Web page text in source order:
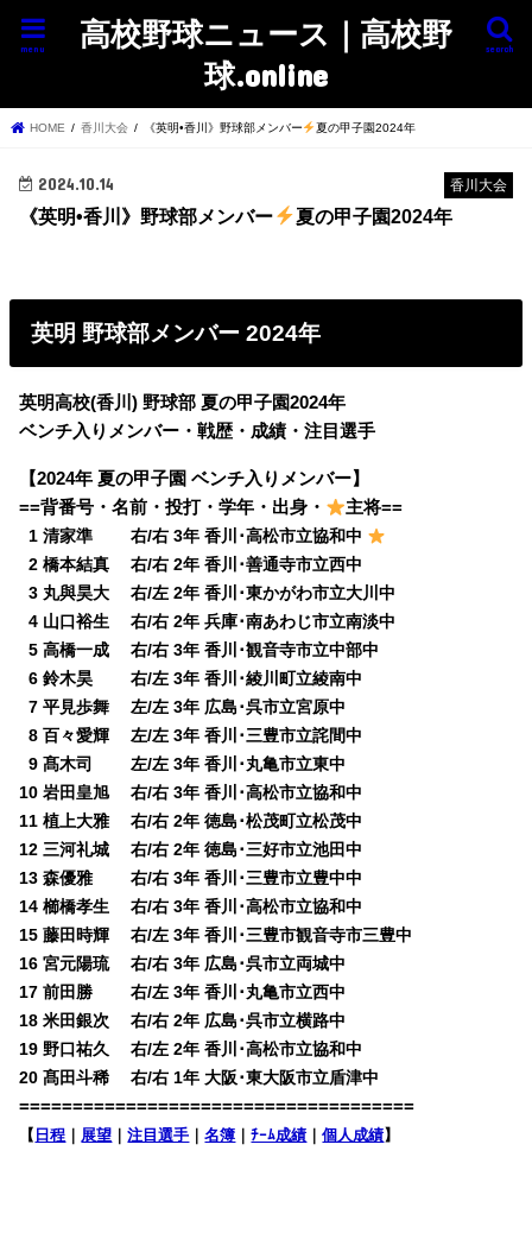
高校野球ニュース｜高校野
球.online
search
menu
HOME 香川大会 《英明•香川》野球部メンバー 夏の甲子園2024年
香川大会
2024.10.14
《英明•香川》野球部メンバー 夏の甲子園2024年
英明 野球部メンバー 2024年
英明高校(香川) 野球部 夏の甲子園2024年
ベンチ入りメンバー・戦歴・成績・注目選手
【2024年 夏の甲子園 ベンチ入りメンバー】
==背番号・名前・投打・学年・出身・
主将==
1 清家準 右/右 3年 香川･高松市立協和中
02 橋本結真 右/右 2年 香川･善通寺市立西中
03 丸與昊大 右/左 2年 香川･東かがわ市立大川中
04 山口裕生 右/右 2年 兵庫･南あわじ市立南淡中
05 高橋一成 右/右 3年 香川･観音寺市立中部中
06 鈴木昊 右/左 3年 香川･綾川町立綾南中
07 平見歩舞 左/左 3年 広島･呉市立宮原中
08 百々愛輝 左/左 3年 香川･三豊市立詫間中
09 髙木司 左/左 3年 香川･丸亀市立東中
10 岩田皇旭 右/右 3年 香川･高松市立協和中
11 植上大雅 右/右 2年 徳島･松茂町立松茂中
12 三河礼城 右/右 2年 徳島･三好市立池田中
13 森優雅 右/右 3年 香川･三豊市立豊中中
14 櫛橋孝生 右/右 3年 香川･高松市立協和中
15 藤田時輝 右/左 3年 香川･三豊市観音寺市三豊中
16 宮元陽琉 右/右 3年 広島･呉市立両城中
17 前田勝 右/左 3年 香川･丸亀市立西中
18 米田銀次 右/右 2年 広島･呉市立横路中
19 野口祐久 右/左 2年 香川･高松市立協和中
20 髙田斗稀 右/右 1年 大阪･東大阪市立盾津中
=====================================
【 日程 展望 ｜注目選手 ｜名簿 ｜ﾁｰﾑ成績 ｜個人成績】